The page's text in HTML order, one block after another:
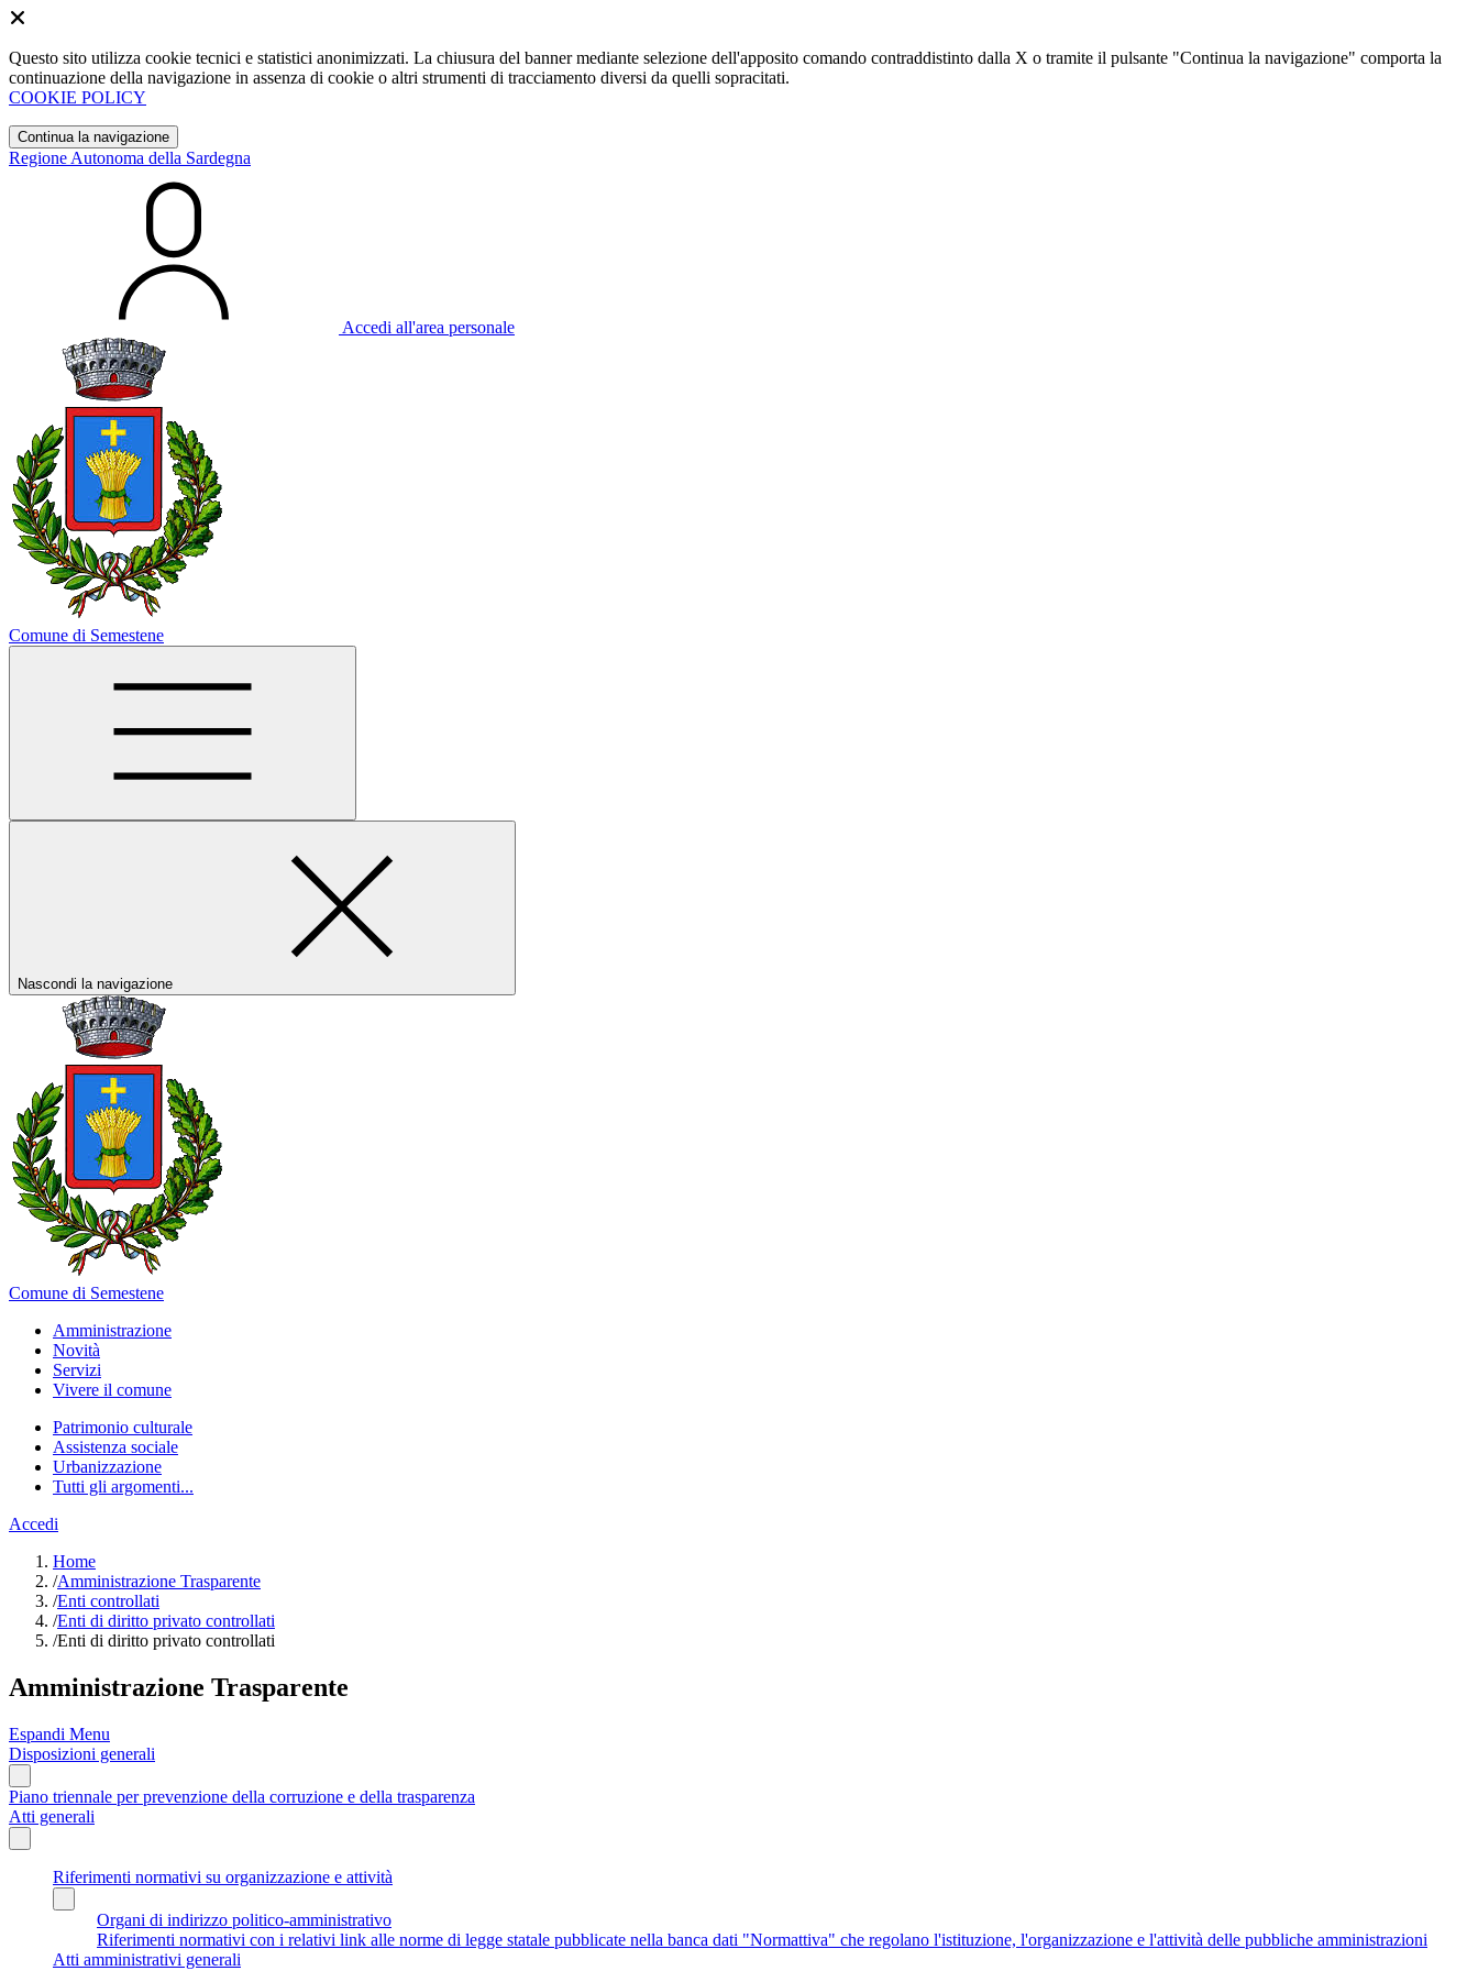
Questo sito utilizza cookie tecnici e statistici anonimizzati. La chiusura del banner mediante selezione dell'apposito comando contraddistinto dalla X o tramite il pulsante "Continua la navigazione" comporta la
continuazione della navigazione in assenza di cookie o altri strumenti di tracciamento diversi da quelli sopracitati.
COOKIE POLICY
Continua la navigazione
Regione Autonoma della Sardegna
Accedi all'area personale
Comune di Semestene
Nascondi la navigazione
Comune di Semestene
Amministrazione
Novità
Servizi
Vivere il comune
Patrimonio culturale
Assistenza sociale
Urbanizzazione
Tutti gli argomenti...
Accedi
Home
/Amministrazione Trasparente
/Enti controllati
/Enti di diritto privato controllati
/Enti di diritto privato controllati
Amministrazione Trasparente
Espandi Menu
Disposizioni generali
Piano triennale per prevenzione della corruzione e della trasparenza
Atti generali
Riferimenti normativi su organizzazione e attività
Organi di indirizzo politico-amministrativo
Riferimenti normativi con i relativi link alle norme di legge statale pubblicate nella banca dati "Normattiva" che regolano l'istituzione, l'organizzazione e l'attività delle pubbliche amministrazioni
Atti amministrativi generali